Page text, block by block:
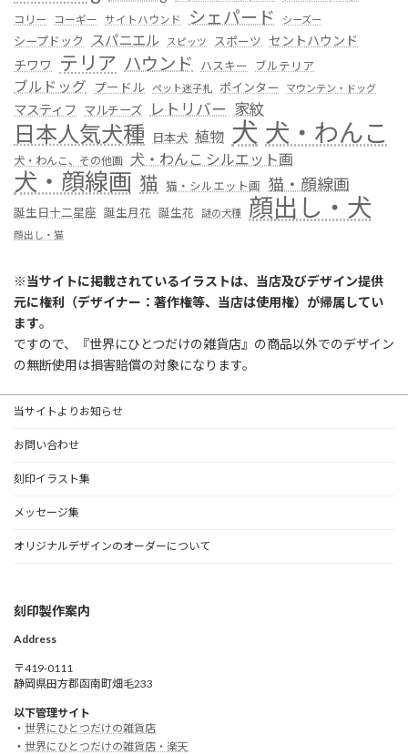
コリー
コーギー サイトハウンド シェパード シーズー
シープドック スパニエル スピッツ スポーツ セントハウンド
チワワ
テリア ハウンド ハスキー ブルテリア
ブルドッグ プードル ペット迷子札 ポインター マウンテン・ドッグ
マスティフ マルチーズ レトリバー 家紋
日本人気犬種 日本犬 植物 犬 犬・わんこ
犬・わんこ、その他画 犬・わんこ シルエット画
犬・顔線画 猫 猫・シルエット画 猫・顔線画
誕生日十二星座 誕生月花 誕生花 謎の犬種 顔出し・犬
顔出し・猫
※当サイトに掲載されているイラストは、当店及びデザイン提供
元に権利（デザイナー：著作権等、当店は使用権）が帰属してい
ます。
ですので、『世界にひとつだけの雑貨店』の商品以外でのデザイン
の無断使用は損害賠償の対象になります。
当サイトよりお知らせ
お問い合わせ
刻印イラスト集
メッセージ集
オリジナルデザインのオーダーについて
刻印製作案内
Address
〒419-0111
静岡県田方郡函南町畑毛233
以下管理サイト
・ 世界にひとつだけの雑貨店
・ 世界にひとつだけの雑貨店・楽天